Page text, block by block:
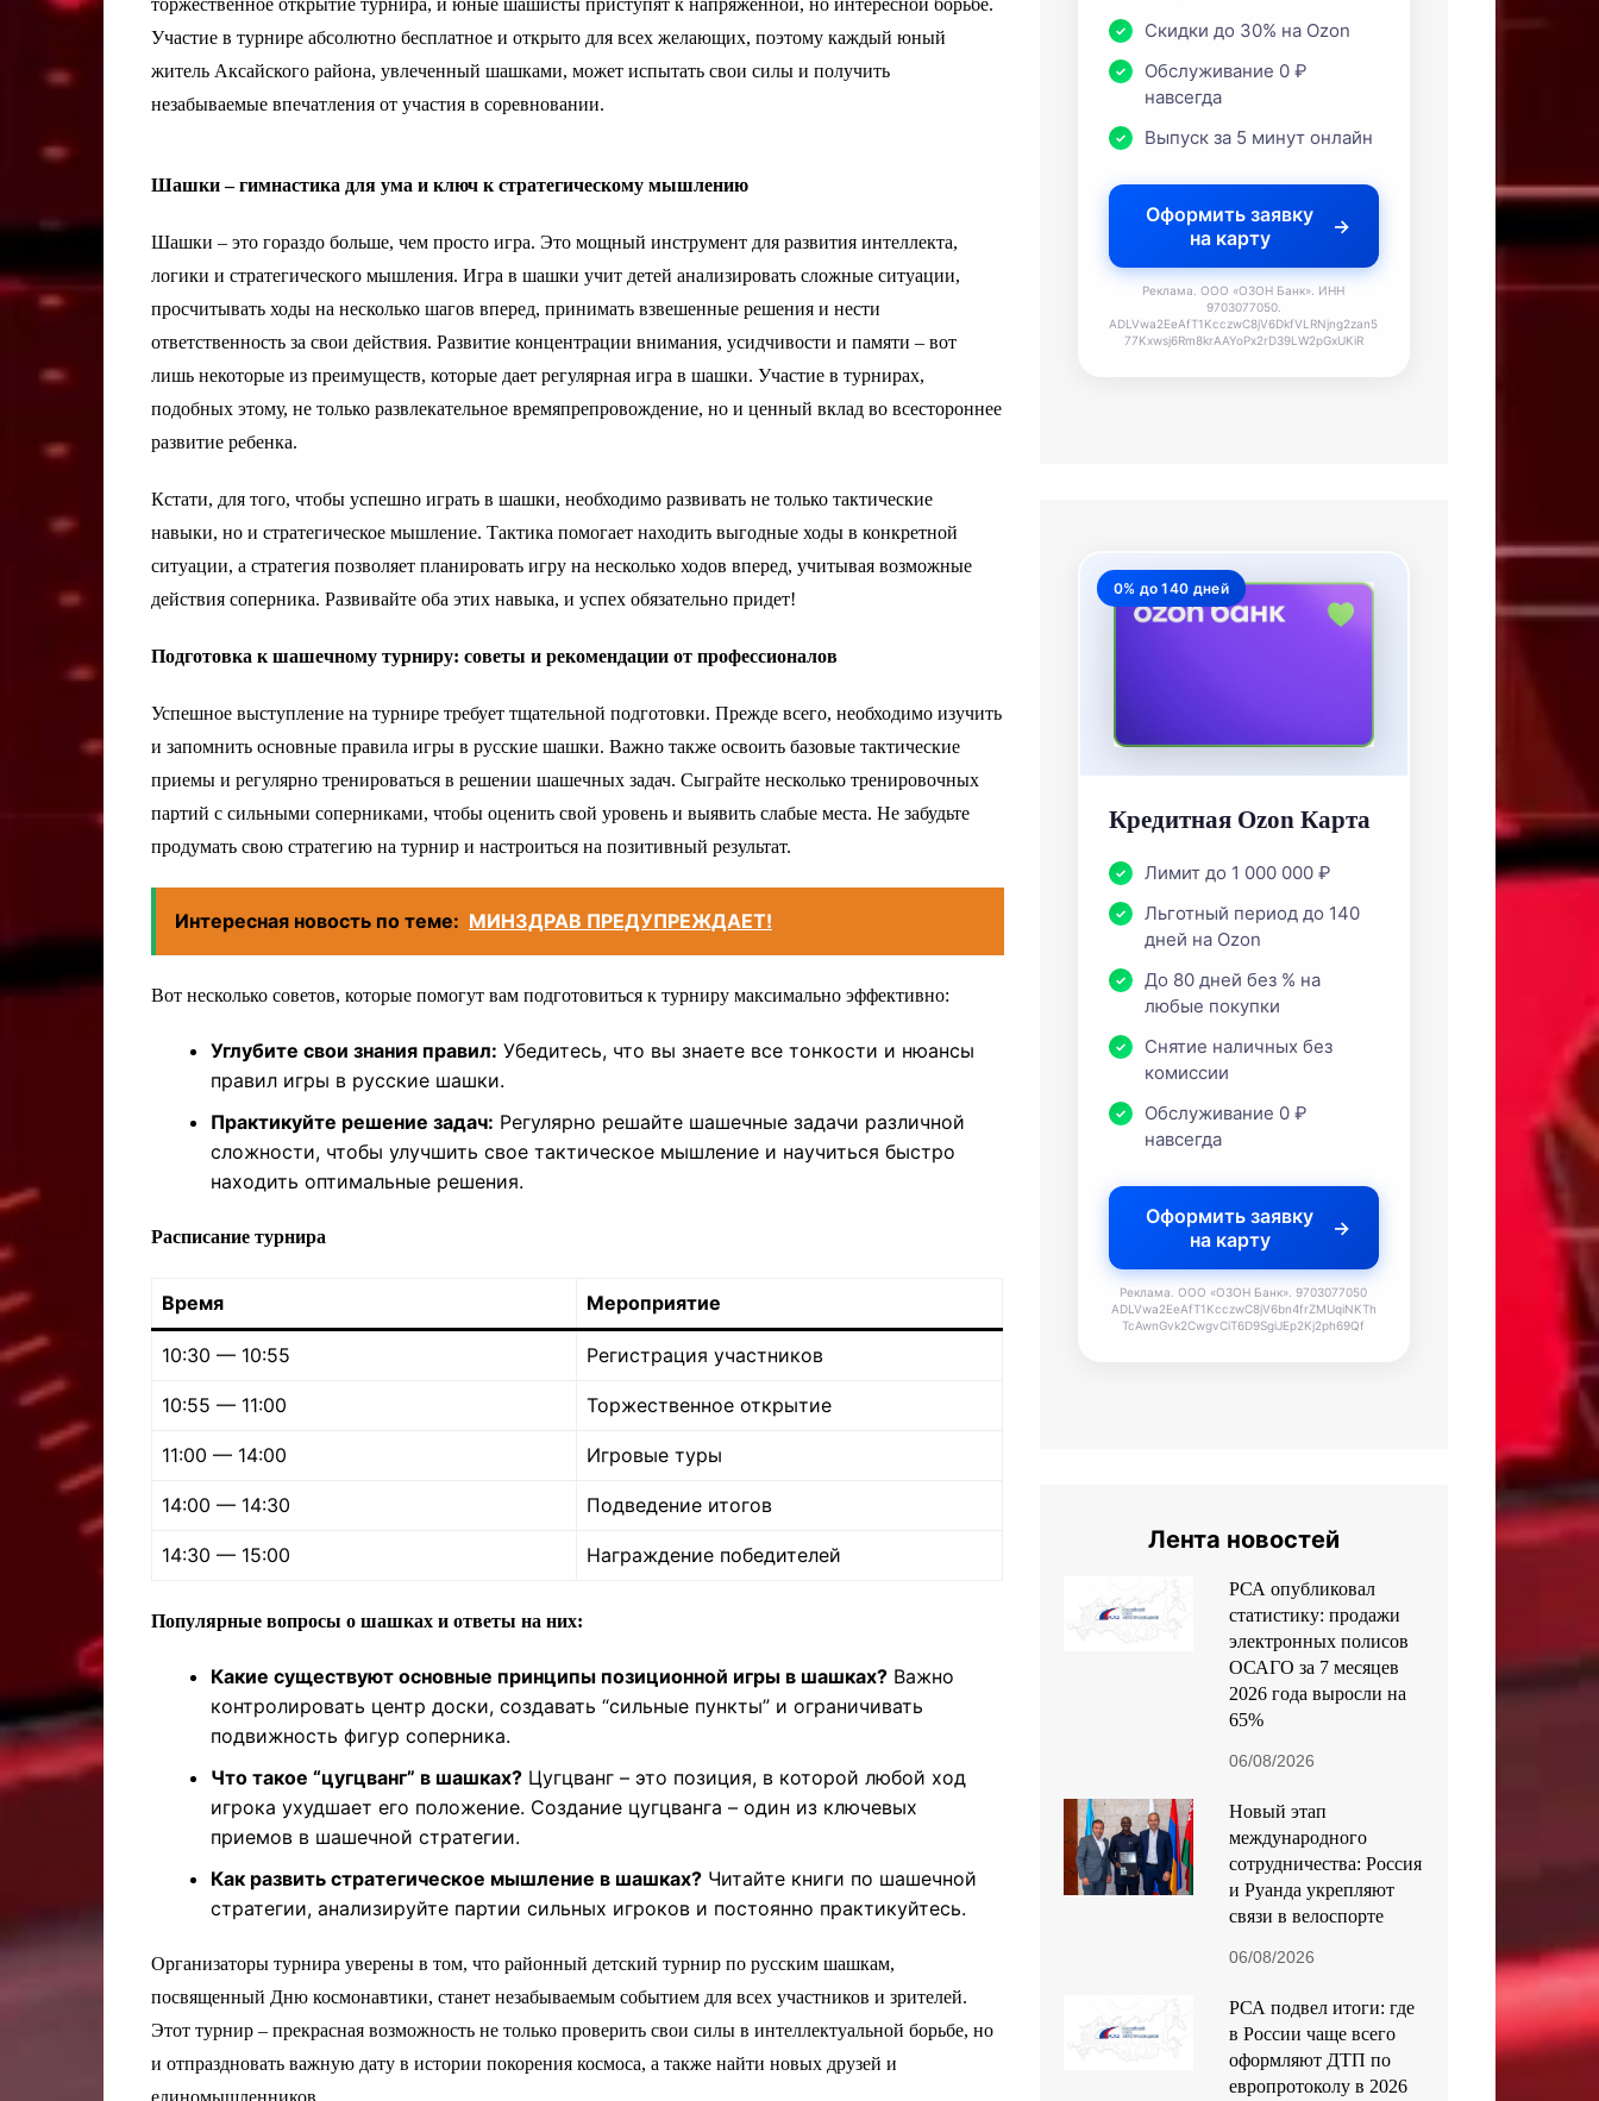
Участие в турнире абсолютно бесплатное и открыто для всех желающих, поэтому каждый юный
житель Аксайского района, увлеченный шашками, может испытать свои силы и получить
незабываемые впечатления от участия в соревновании.
Шашки – гимнастика для ума и ключ к стратегическому мышлению
Шашки – это гораздо больше, чем просто игра. Это мощный инструмент для развития интеллекта,
логики и стратегического мышления. Игра в шашки учит детей анализировать сложные ситуации,
просчитывать ходы на несколько шагов вперед, принимать взвешенные решения и нести
ответственность за свои действия. Развитие концентрации внимания, усидчивости и памяти – вот
лишь некоторые из преимуществ, которые дает регулярная игра в шашки. Участие в турнирах,
подобных этому, не только развлекательное времяпрепровождение, но и ценный вклад во всестороннее
развитие ребенка.
Кстати, для того, чтобы успешно играть в шашки, необходимо развивать не только тактические
навыки, но и стратегическое мышление. Тактика помогает находить выгодные ходы в конкретной
ситуации, а стратегия позволяет планировать игру на несколько ходов вперед, учитывая возможные
действия соперника. Развивайте оба этих навыка, и успех обязательно придет!
Подготовка к шашечному турниру: советы и рекомендации от профессионалов
Успешное выступление на турнире требует тщательной подготовки. Прежде всего, необходимо изучить
и запомнить основные правила игры в русские шашки. Важно также освоить базовые тактические
приемы и регулярно тренироваться в решении шашечных задач. Сыграйте несколько тренировочных
партий с сильными соперниками, чтобы оценить свой уровень и выявить слабые места. Не забудьте
продумать свою стратегию на турнир и настроиться на позитивный результат.
Интересная новость по теме: МИНЗДРАВ ПРЕДУПРЕЖДАЕТ!
Вот несколько советов, которые помогут вам подготовиться к турниру максимально эффективно:
Углубите свои знания правил: Убедитесь, что вы знаете все тонкости и нюансы
правил игры в русские шашки.
Практикуйте решение задач: Регулярно решайте шашечные задачи различной
сложности, чтобы улучшить свое тактическое мышление и научиться быстро
находить оптимальные решения.
Расписание турнира
Время Мероприятие
10:30 — 10:55 Регистрация участников
10:55 — 11:00 Торжественное открытие
11:00 — 14:00 Игровые туры
14:00 — 14:30 Подведение итогов
14:30 — 15:00 Награждение победителей
Популярные вопросы о шашках и ответы на них:
Какие существуют основные принципы позиционной игры в шашках? Важно
контролировать центр доски, создавать “сильные пункты” и ограничивать
подвижность фигур соперника.
Что такое “цугцванг” в шашках? Цугцванг – это позиция, в которой любой ход
игрока ухудшает его положение. Создание цугцванга – один из ключевых
приемов в шашечной стратегии.
Как развить стратегическое мышление в шашках? Читайте книги по шашечной
стратегии, анализируйте партии сильных игроков и постоянно практикуйтесь.
Организаторы турнира уверены в том, что районный детский турнир по русским шашкам,
посвященный Дню космонавтики, станет незабываемым событием для всех участников и зрителей.
Этот турнир – прекрасная возможность не только проверить свои силы в интеллектуальной борьбе, но
и отпраздновать важную дату в истории покорения космоса, а также найти новых друзей и
единомышленников.
Скидки до 30% на Ozon
Обслуживание 0 ₽
навсегда
Выпуск за 5 минут онлайн
Оформить заявку
на карту
Реклама. ООО «ОЗОН Банк». ИНН
9703077050.
ADLVwa2EeAfT1KcczwC8jV6DkfVLRNjng2zan5
77Kxwsj6Rm8krAAYoPx2rD39LW2pGxUKiR
0% до 140 дней
Кредитная Ozon Карта
Лимит до 1 000 000 ₽
Льготный период до 140
дней на Ozon
До 80 дней без % на
любые покупки
Снятие наличных без
комиссии
Обслуживание 0 ₽
навсегда
Оформить заявку
на карту
Реклама. ООО «ОЗОН Банк». 9703077050
ADLVwa2EeAfT1KcczwC8jV6bn4frZMUqiNKTh
TcAwnGvk2CwgvCiT6D9SgiJEp2Kj2ph69Qf
Лента новостей
РСА опубликовал
статистику: продажи
электронных полисов
ОСАГО за 7 месяцев
2026 года выросли на
65%
06/08/2026
Новый этап
международного
сотрудничества: Россия
и Руанда укрепляют
связи в велоспорте
06/08/2026
РСА подвел итоги: где
в России чаще всего
оформляют ДТП по
европротоколу в 2026